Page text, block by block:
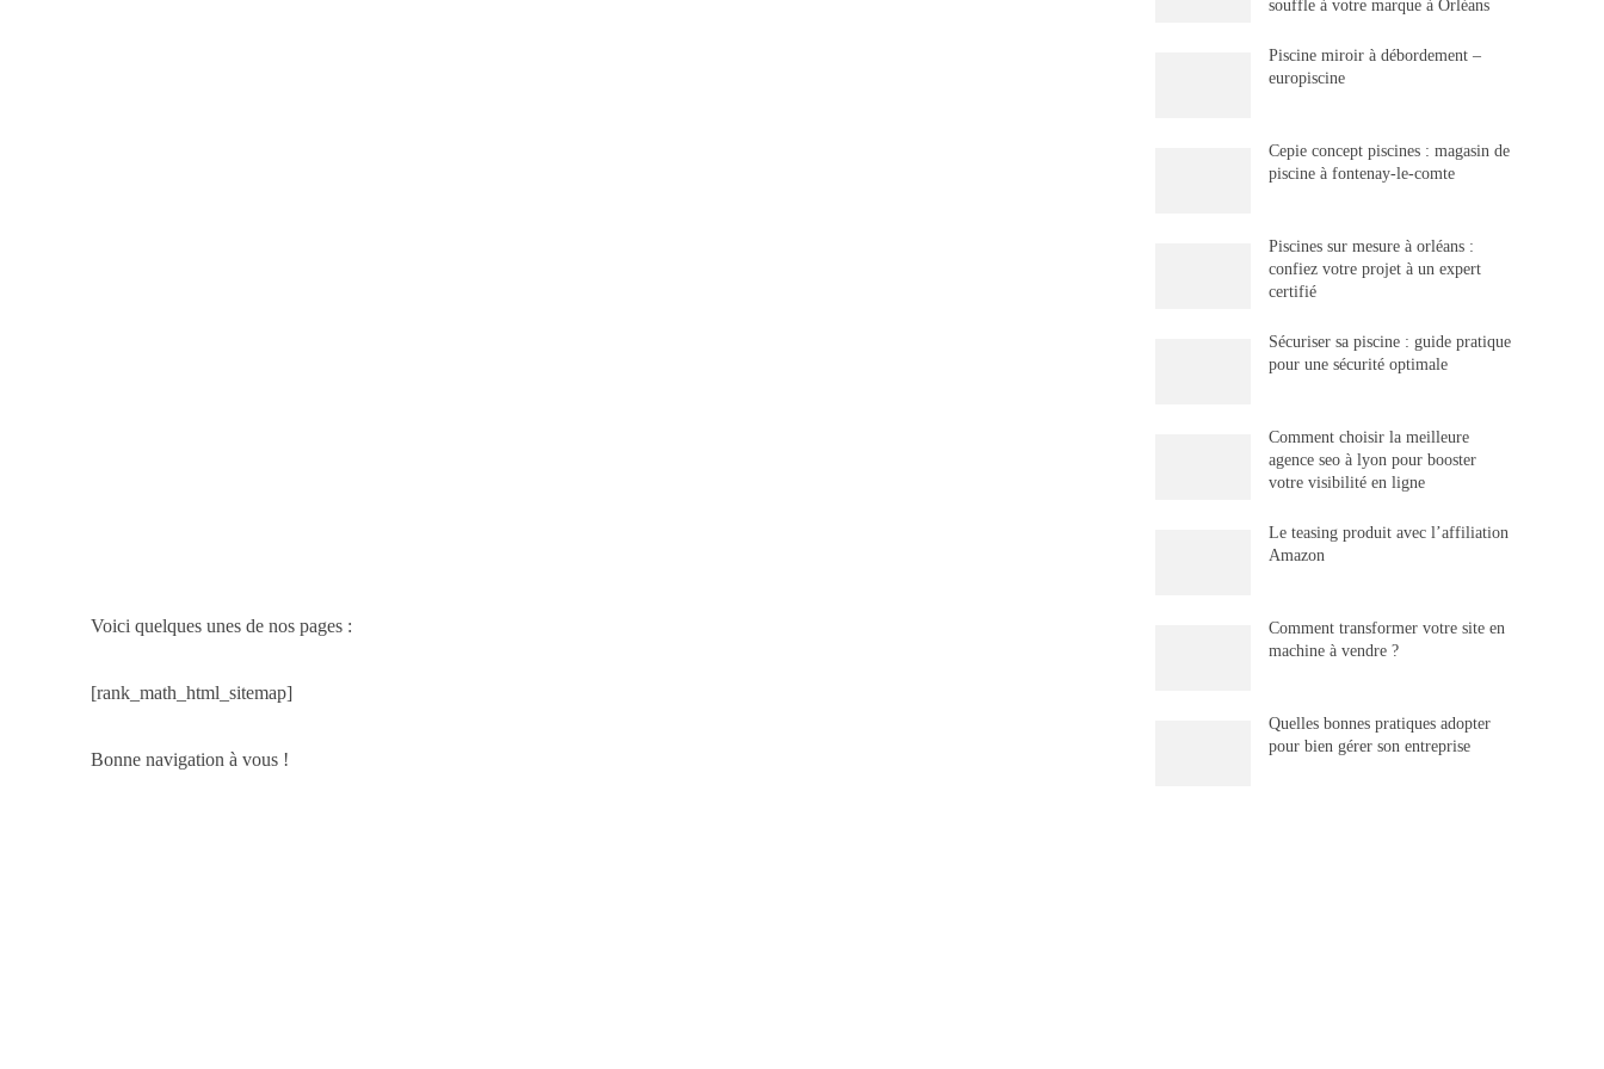
Voici quelques unes de nos pages :
[rank_math_html_sitemap]
Bonne navigation à vous !
souffle à votre marque à Orléans
Piscine miroir à débordement –
europiscine
Cepie concept piscines : magasin de
piscine à fontenay-le-comte
Piscines sur mesure à orléans :
confiez votre projet à un expert
certifié
Sécuriser sa piscine : guide pratique
pour une sécurité optimale
Comment choisir la meilleure
agence seo à lyon pour booster
votre visibilité en ligne
Le teasing produit avec l’affiliation
Amazon
Comment transformer votre site en
machine à vendre ?
Quelles bonnes pratiques adopter
pour bien gérer son entreprise